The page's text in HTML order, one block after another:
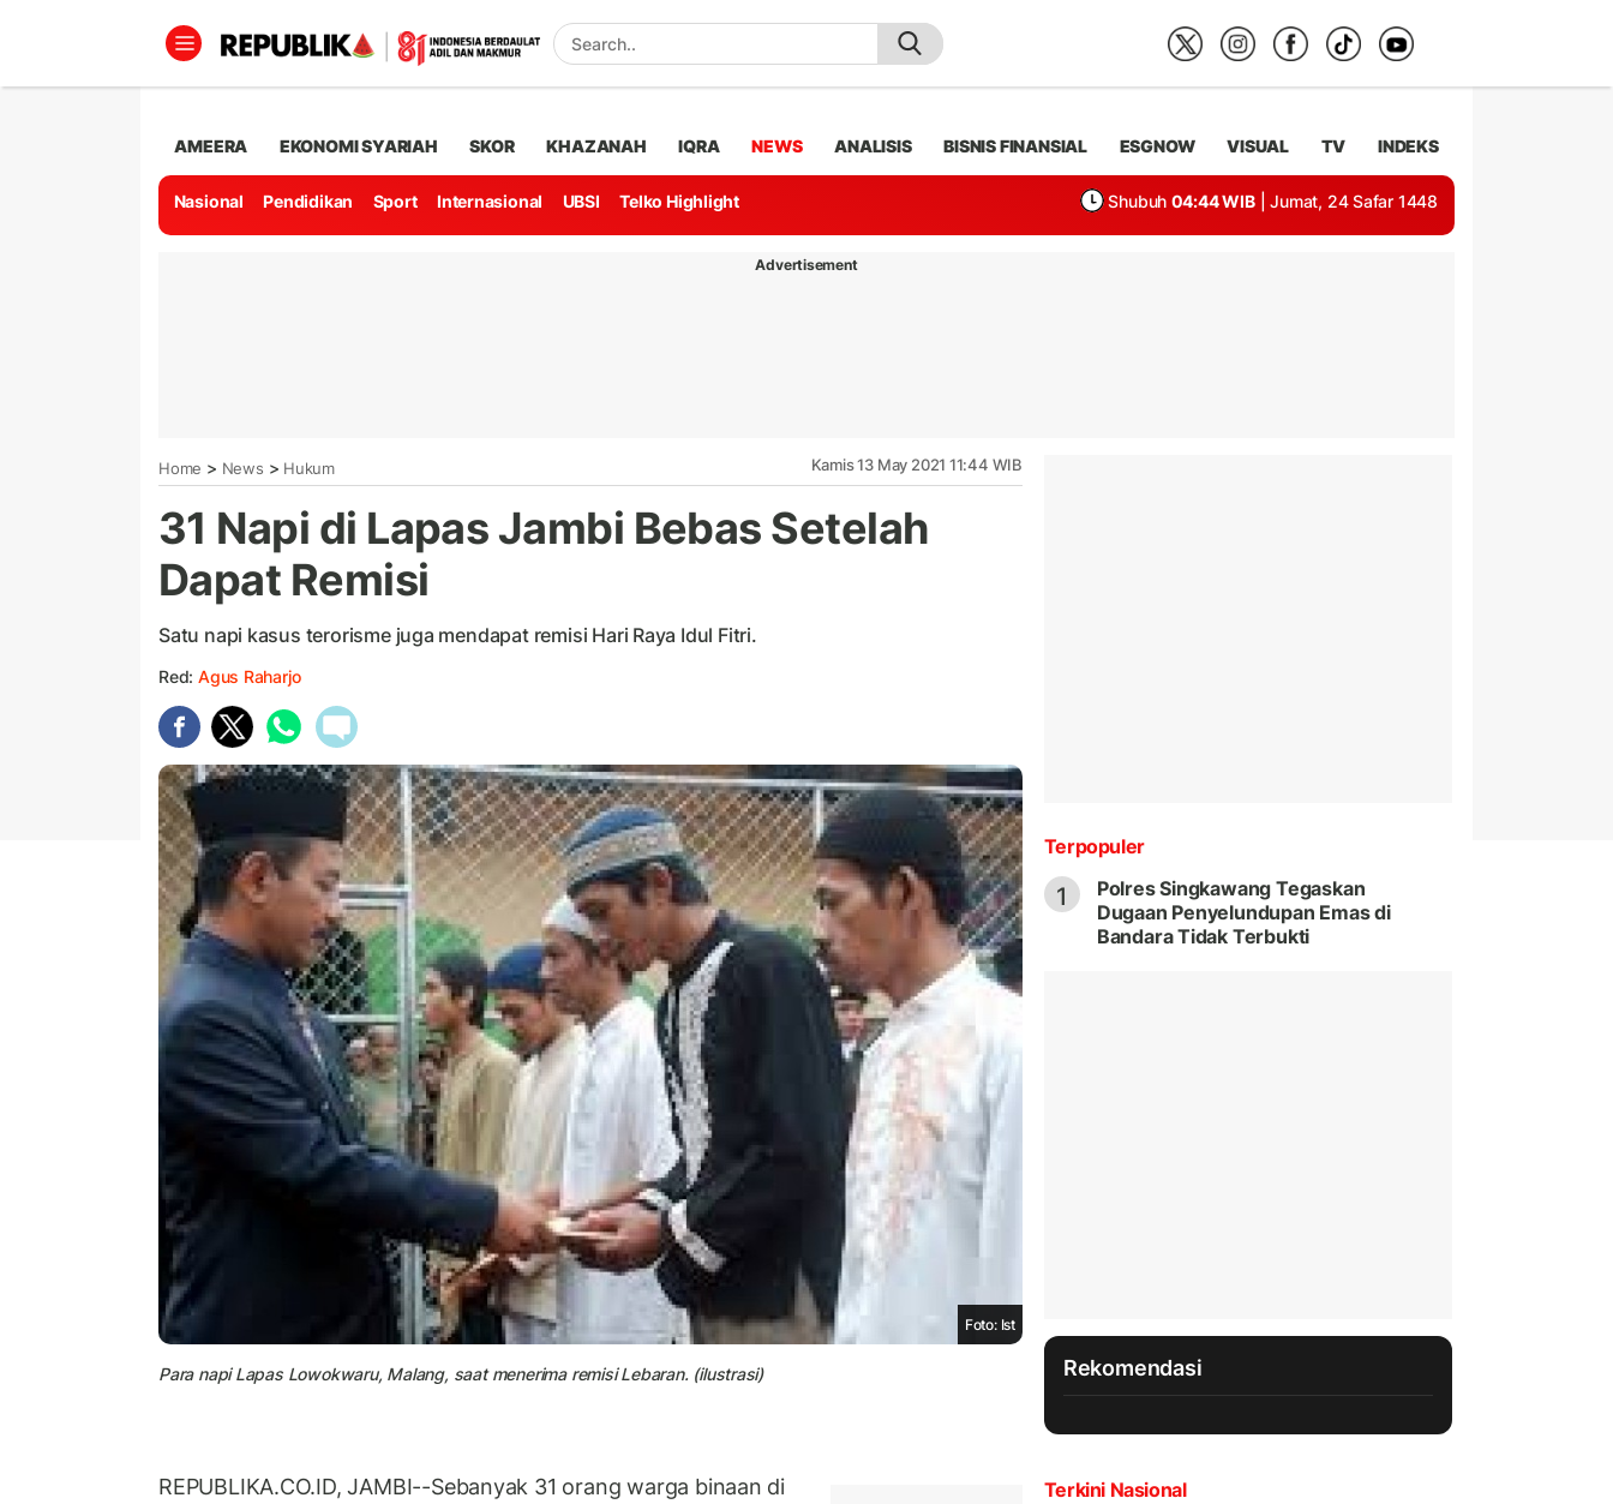
AMEERA EKONOMI SYARIAH SKOR KHAZANAH IQRA NEWS ANALISIS BISNIS FINANSIAL ESGNOW VISUAL TV INDEKS
Nasional Pendidikan Sport Internasional UBSI Telko Highlight Shubuh 04:44 WIB | Jumat, 24 Safar 1448
Advertisement
Home > News > Hukum Kamis 13 May 2021 11:44 WIB
31 Napi di Lapas Jambi Bebas Setelah
Dapat Remisi
Satu napi kasus terorisme juga mendapat remisi Hari Raya Idul Fitri.
Red: Agus Raharjo
Foto: Ist
Para napi Lapas Lowokwaru, Malang, saat menerima remisi Lebaran. (ilustrasi)
REPUBLIKA.CO.ID, JAMBI--Sebanyak 31 orang warga binaan di
Terpopuler
1
Polres Singkawang Tegaskan
Dugaan Penyelundupan Emas di
Bandara Tidak Terbukti
Rekomendasi
Terkini Nasional